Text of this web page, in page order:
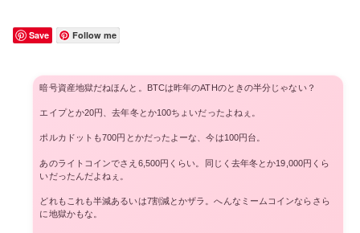
Save Follow me
暗号資産地獄だねほんと。BTCは昨年のATHのときの半分じゃない？
エイプとか20円、去年冬とか100ちょいだったよねぇ。
ポルカドットも700円とかだったよーな、今は100円台。
あのライトコインでさえ6,500円くらい。同じく去年冬とか19,000円くら
いだったんだよねぇ。
どれもこれも半減あるいは7割減とかザラ。へんなミームコインならさら
に地獄かもな。